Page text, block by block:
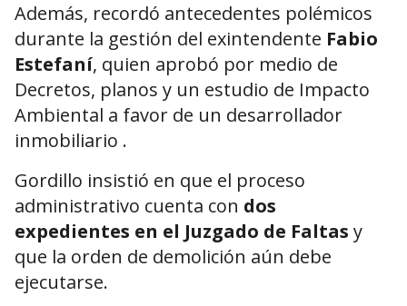
Además, recordó antecedentes polémicos
durante la gestión del exintendente Fabio
Estefaní, quien aprobó por medio de
Decretos, planos y un estudio de Impacto
Ambiental a favor de un desarrollador
inmobiliario .
Gordillo insistió en que el proceso
administrativo cuenta con dos
expedientes en el Juzgado de Faltas y
que la orden de demolición aún debe
ejecutarse.